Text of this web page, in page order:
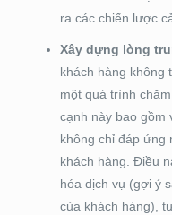
ra các chiến lược
Xây dựng lòng
khách hàng không
một quá trình
cạnh này bao gồm
không chỉ đáp ứng
khách hàng. Điều
hóa dịch vụ (gợi ý
của khách hàng),